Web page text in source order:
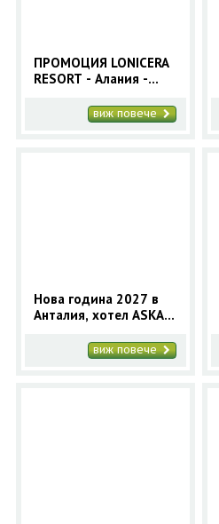
ПРОМОЦИЯ LONICERA
RESORT - Алания -
виж повече
Нова година 2027 в
Анталия, хотел ASKA
виж повече